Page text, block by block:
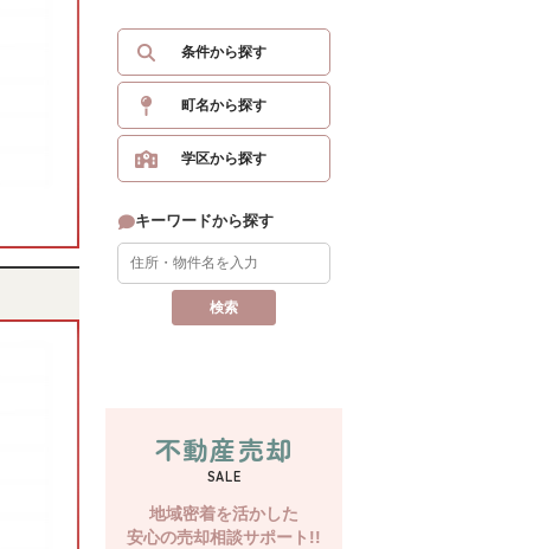
条件から探す
町名から探す
学区から探す
キーワードから探す
不動産売却
SALE
地域密着を活かした
安心の売却相談サポート!!